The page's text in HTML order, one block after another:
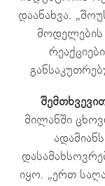
დაანახვა.
მოდელების
მილანში
იყო. „ერთ